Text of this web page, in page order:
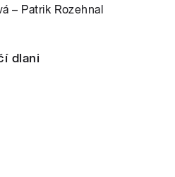
– Patrik Rozehnal
dlani